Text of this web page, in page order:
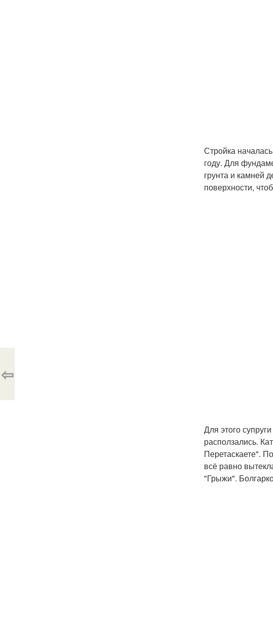
Стройка
году. Для
грунта и камней
поверхности,
Для этого
расползались.
Перетаскаете".
всё равно
"Грыжи".
⇦